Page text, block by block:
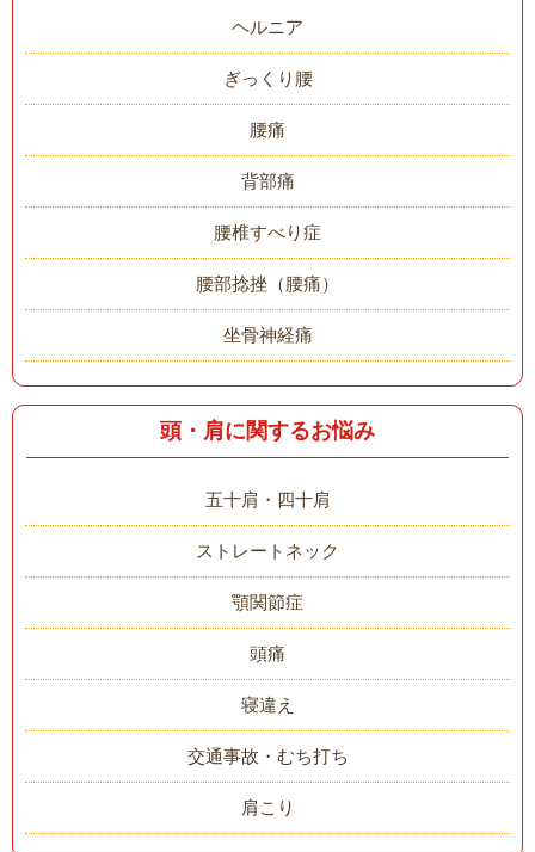
ヘルニア
ぎっくり腰
腰痛
背部痛
腰椎すべり症
腰部捻挫（腰痛）
坐骨神経痛
頭・肩に関するお悩み
五十肩・四十肩
ストレートネック
顎関節症
頭痛
寝違え
交通事故・むち打ち
肩こり